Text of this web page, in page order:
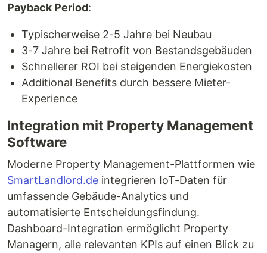
Payback Period:
Typischerweise 2-5 Jahre bei Neubau
3-7 Jahre bei Retrofit von Bestandsgebäuden
Schnellerer ROI bei steigenden Energiekosten
Additional Benefits durch bessere Mieter-
Experience
Integration mit Property Management
Software
Moderne Property Management-Plattformen wie
SmartLandlord.de integrieren IoT-Daten für
umfassende Gebäude-Analytics und
automatisierte Entscheidungsfindung.
Dashboard-Integration ermöglicht Property
Managern, alle relevanten KPIs auf einen Blick zu